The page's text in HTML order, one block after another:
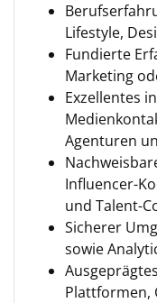
Lifestyle,
Fundierte
Marketing
Exzellentes
Agenturen
Influencer-
und Talent-
Sicherer
sowie
Plattformen,